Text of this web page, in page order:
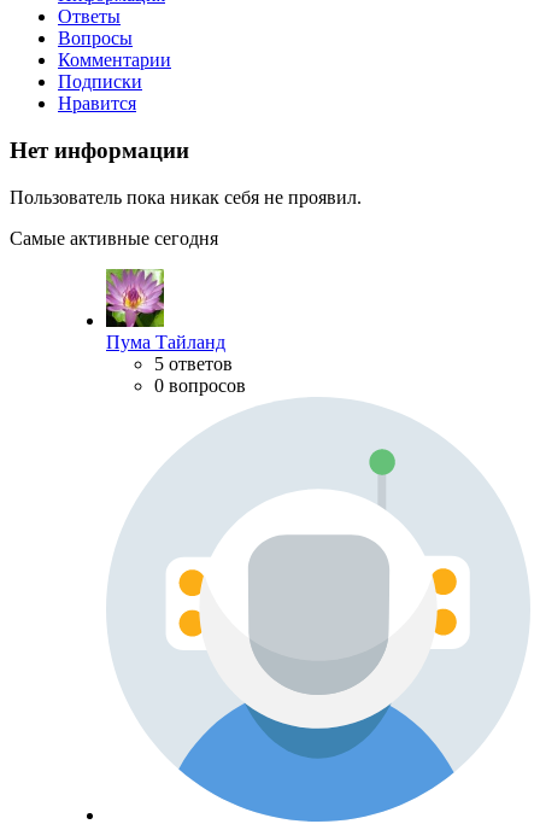
Ответы
Вопросы
Комментарии
Подписки
Нравится
Нет информации
Пользователь пока никак себя не проявил.
Самые активные сегодня
Пума Тайланд
5 ответов
0 вопросов